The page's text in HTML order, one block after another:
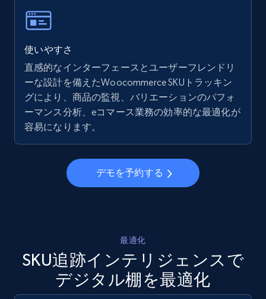
Walmart - products - Collects products by
specific keywords
URL, Final price, Sku, Currency, Gtin,
Specifications, Image urls, Top reviews, and
more.
5.6K+ 876+ 今すぐ始める
URL, Final price, Sku, Currency, Gtin,
Specifications, Image urls, Top reviews, and
more.
5.6K+ 876+ 今すぐ始める
使いやすさ
直感的なインターフェースとユーザーフレンドリ
ーな設計を備えたWoocommerce SKUトラッキン
グにより、商品の監視、バリエーションのパフォ
ーマンス分析、eコマース業務の効率的な最適化が
容易になります。
デモを予約する
最適化
SKU追跡インテリジェンスで
デジタル棚を最適化